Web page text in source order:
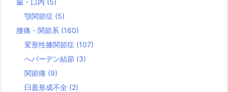
歯・口内 (5)
顎関節症 (5)
腰痛・関節系 (160)
変形性膝関節症 (107)
へバーデン結節 (3)
関節痛 (9)
臼蓋形成不全 (2)